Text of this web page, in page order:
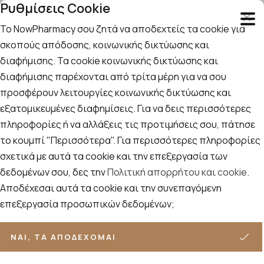
Αναζήτηση
Αρχική / Εταιρίες / Intermed / Intermed-Biotic Fix
Intermed-Biotic Fix
Ταξινόμηση
Προβολή
ΦΊΛΤΡΑ
2 ΠΡΟΪΌΝΤΑ
Ρυθμίσεις Cookie
Το NowPharmacy σου ζητά να αποδεχτείς τα cookie για
σκοπούς απόδοσης, κοινωνικής δικτύωσης και
διαφήμισης. Τα cookie κοινωνικής δικτύωσης και
διαφήμισης παρέχονται από τρίτα μέρη για να σου
προσφέρουν λειτουργίες κοινωνικής δικτύωσης και
εξατομικευμένες διαφημίσεις. Για να δεις περισσότερες
πληροφορίες ή να αλλάξεις τις προτιμήσεις σου, πάτησε
το κουμπί "Περισσότερα". Για περισσότερες πληροφορίες
σχετικά με αυτά τα cookie και την επεξεργασία των
δεδομένων σου, δες τηνΠολιτική απορρήτου και cookie.
Αποδέχεσαι αυτά τα cookie και την συνεπαγόμενη
επεξεργασία προσωπικών δεδομένων;
ΝΑΙ, ΤΑ ΑΠΟΔΈΧΟΜΑΙ